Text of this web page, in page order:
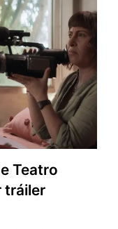
Teatro
tráiler